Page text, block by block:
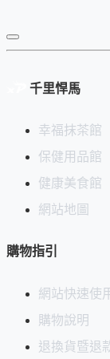
分枝數越多
產地：中國
保養注意事項：
茶筅是茶道具中
千里悍馬
幸福抹茶館
保健用品館
健康美食館
網站地圖
購物指引
網站快速使
購物說明
退換貨暨退